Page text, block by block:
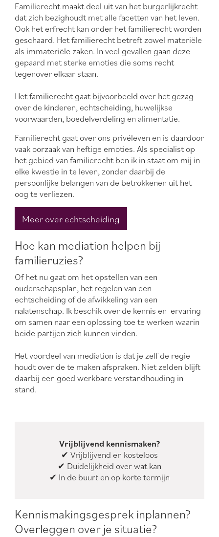
Familierecht maakt deel uit van het burgerlijkrecht
dat zich bezighoudt met alle facetten van het leven.
Ook het erfrecht kan onder het familierecht worden
geschaard. Het familierecht betreft zowel materiële
als immateriële zaken. In veel gevallen gaan deze
gepaard met sterke emoties die soms recht
tegenover elkaar staan.
Het familierecht gaat bijvoorbeeld over het gezag
over de kinderen, echtscheiding, huwelijkse
voorwaarden, boedelverdeling en alimentatie.
Familierecht gaat over ons privéleven en is daardoor
vaak oorzaak van heftige emoties. Als specialist op
het gebied van familierecht ben ik in staat om mij in
elke kwestie in te leven, zonder daarbij de
persoonlijke belangen van de betrokkenen uit het
oog te verliezen.
Meer over echtscheiding
Hoe kan mediation helpen bij
familieruzies?
Of het nu gaat om het opstellen van een
ouderschapsplan, het regelen van een
echtscheiding of de afwikkeling van een
nalatenschap. Ik beschik over de kennis en ervaring
om samen naar een oplossing toe te werken waarin
beide partijen zich kunnen vinden.
Het voordeel van mediation is dat je zelf de regie
houdt over de te maken afspraken. Niet zelden blijft
daarbij een goed werkbare verstandhouding in
stand.
Vrijblijvend kennismaken?
✔ Vrijblijvend en kosteloos
✔ Duidelijkheid over wat kan
✔ In de buurt en op korte termijn
Kennismakingsgesprek inplannen?
Overleggen over je situatie?